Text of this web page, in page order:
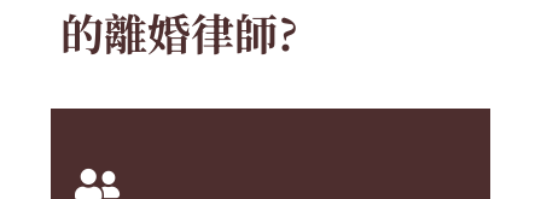
的離婚律師?